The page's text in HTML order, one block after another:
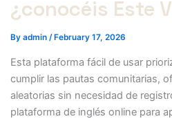
¿conocéis Este
By admin / February 17, 2026
Esta plataforma fácil de usar
cumplir las pautas comunitarias,
aleatorias sin necesidad de
plataforma de inglés online para